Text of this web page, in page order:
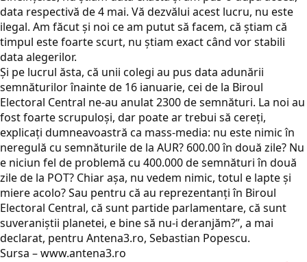
data respectivă de 4 mai. Vă dezvălui acest lucru, nu este
ilegal. Am făcut și noi ce am putut să facem, că știam că
timpul este foarte scurt, nu știam exact când vor stabili
data alegerilor.
Și pe lucrul ăsta, că unii colegi au pus data adunării
semnăturilor înainte de 16 ianuarie, cei de la Biroul
Electoral Central ne-au anulat 2300 de semnături. La noi au
fost foarte scrupuloși, dar poate ar trebui să cereți,
explicați dumneavoastră ca mass-media: nu este nimic în
neregulă cu semnăturile de la AUR? 600.00 în două zile? Nu
e niciun fel de problemă cu 400.000 de semnături în două
zile de la POT? Chiar așa, nu vedem nimic, totul e lapte și
miere acolo? Sau pentru că au reprezentanți în Biroul
Electoral Central, că sunt partide parlamentare, că sunt
suveraniștii planetei, e bine să nu-i deranjăm?”, a mai
declarat, pentru Antena3.ro, Sebastian Popescu.
Sursa – www.antena3.ro